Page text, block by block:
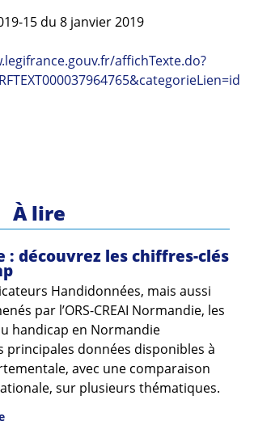
15 du 8 janvier 2019
affichTexte.do?
À lire
: découvrez les chiffres-clés
Handidonnées, mais aussi
par l’ORS-CREAI Normandie, les
handicap en Normandie
principales données disponibles à
avec une comparaison
sur plusieurs thématiques.